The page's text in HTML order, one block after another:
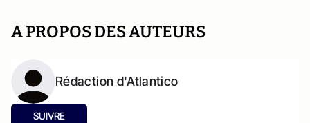
A PROPOS DES AUTEURS
Rédaction d'Atlantico
SUIVRE